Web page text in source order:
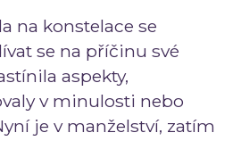
na konstelace se
se na příčinu své
aspekty,
v minulosti nebo
je v manželství, zatím